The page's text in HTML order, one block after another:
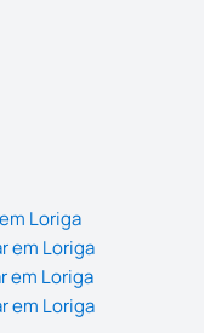
Loriga
em Loriga
em Loriga
em Loriga